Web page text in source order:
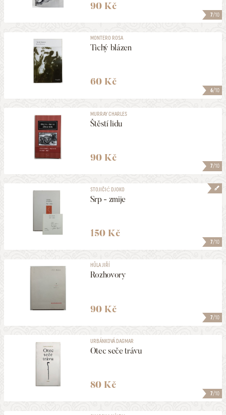
7/10
90 Kč
6/10
MONTERO ROSA
Tichý blázen
60 Kč
7/10
MURRAY CHARLES
Štěstí lidu
90 Kč
7/10
STOJIČIĆ DJOKO
Srp - zmije
150 Kč
7/10
HŮLA JIŘÍ
Rozhovory
90 Kč
7/10
URBÁNKOVÁ DAGMAR
Otec seče trávu
80 Kč